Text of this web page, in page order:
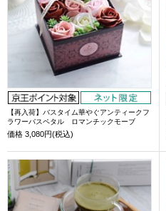
【再入荷】バスタイム華やぐアンティークフ
ラワーバスペタル ロマンチックモーブ
価格 3,080円(税込)